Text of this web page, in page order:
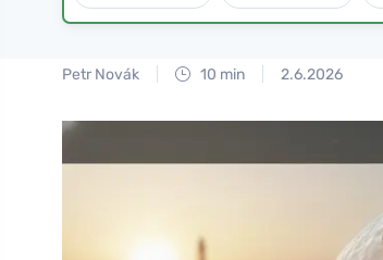
Petr Novák 10 min 2.6.2026